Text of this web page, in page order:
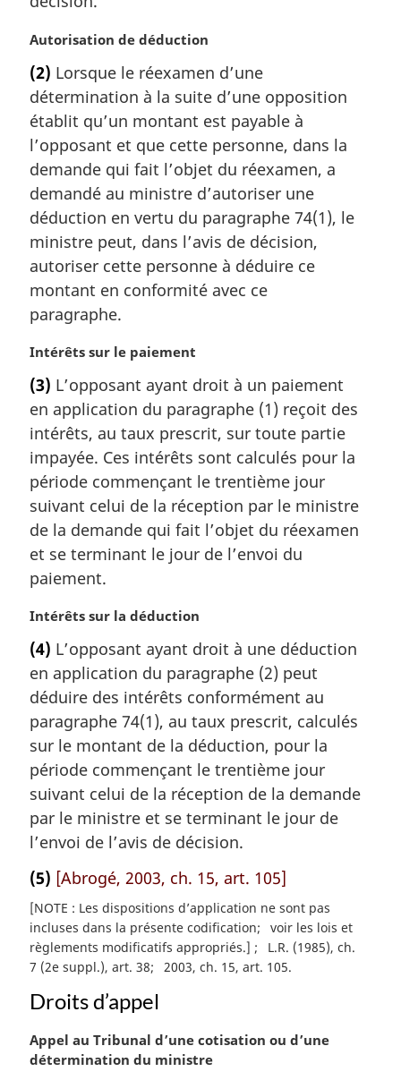
l
:
N
t
e
m
a
g
i
n
a
e
:
Autorisation de déduction
(2) Lorsque le réexamen d’une
détermination à la suite d’une opposition
établit qu’un montant est payable à
l’opposant et que cette personne, dans la
demande qui fait l’objet du réexamen, a
demandé au ministre d’autoriser une
déduction en vertu du paragraphe 74(1), le
ministre peut, dans l’avis de décision,
autoriser cette personne à déduire ce
montant en conformité avec ce
paragraphe.
N
t
e
m
a
g
i
n
a
e
:
Intérêts sur le paiement
(3) L’opposant ayant droit à un paiement
en application du paragraphe (1) reçoit des
intérêts, au taux prescrit, sur toute partie
impayée. Ces intérêts sont calculés pour la
période commençant le trentième jour
suivant celui de la réception par le ministre
de la demande qui fait l’objet du réexamen
et se terminant le jour de l’envoi du
paiement.
N
t
e
m
a
r
g
i
n
a
l
e
:
Intérêts sur la déduction
(4) L’opposant ayant droit à une déduction
en application du paragraphe (2) peut
déduire des intérêts conformément au
paragraphe 74(1), au taux prescrit, calculés
sur le montant de la déduction, pour la
période commençant le trentième jour
suivant celui de la réception de la demande
par le ministre et se terminant le jour de
l’envoi de l’avis de décision.
(5) [Abrogé, 2003, ch. 15, art. 105]
[NOTE : Les dispositions d’application ne sont pas
incluses dans la présente codification
voir les lois et
règlements modificatifs appropriés.]
L.R. (1985), ch.
7 (2e suppl.), art. 38
2003, ch. 15, art. 105
Droits d’appel
N
o
Appel au Tribunal d’une cotisation ou d’une
détermination du ministre